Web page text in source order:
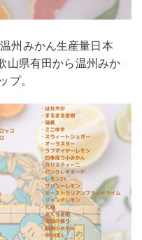
州みかん生産量日本
山県有田から温州みか
プ。